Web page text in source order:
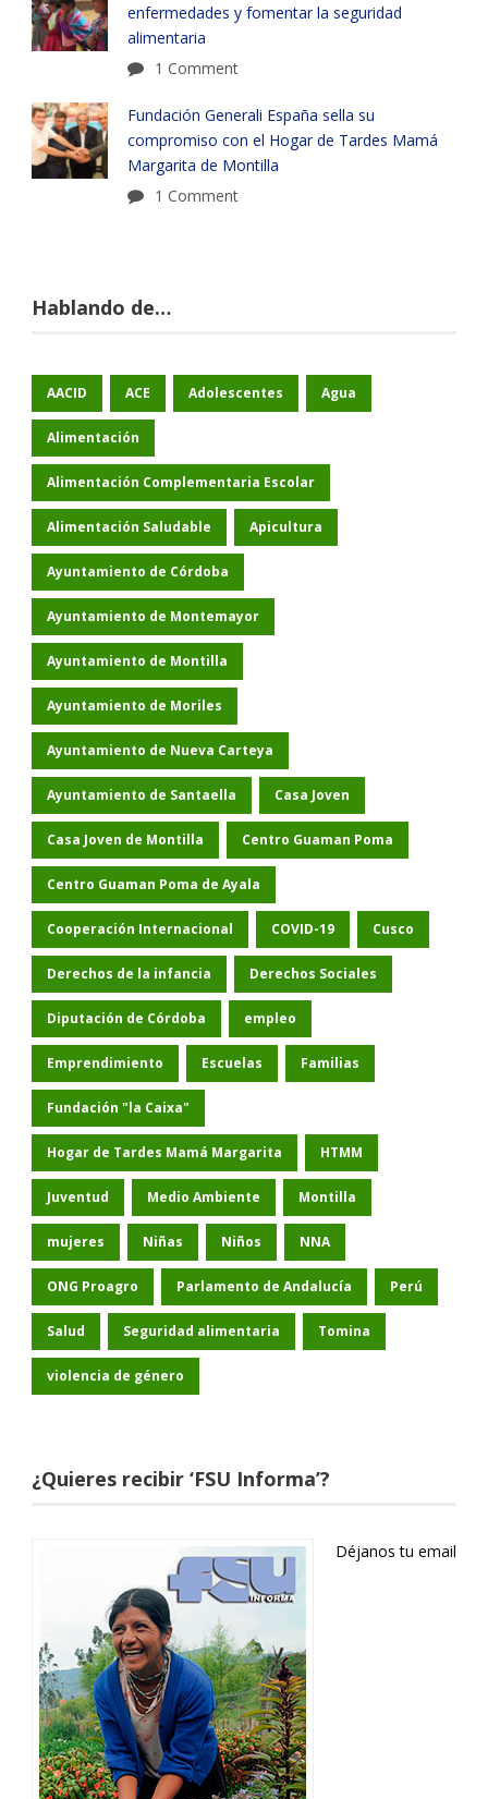
enfermedades y fomentar la seguridad
alimentaria
1 Comment
Fundación Generali España sella su
compromiso con el Hogar de Tardes Mamá
Margarita de Montilla
1 Comment
Hablando de…
AACID ACE Adolescentes Agua
Alimentación
Alimentación Complementaria Escolar
Alimentación Saludable Apicultura
Ayuntamiento de Córdoba
Ayuntamiento de Montemayor
Ayuntamiento de Montilla
Ayuntamiento de Moriles
Ayuntamiento de Nueva Carteya
Ayuntamiento de Santaella Casa Joven
Casa Joven de Montilla Centro Guaman Poma
Centro Guaman Poma de Ayala
Cooperación Internacional COVID-19 Cusco
Derechos de la infancia Derechos Sociales
Diputación de Córdoba empleo
Emprendimiento Escuelas Familias
Fundación "la Caixa"
Hogar de Tardes Mamá Margarita HTMM
Juventud Medio Ambiente Montilla
mujeres Niñas Niños NNA
ONG Proagro Parlamento de Andalucía Perú
Salud Seguridad alimentaria Tomina
violencia de género
¿Quieres recibir ‘FSU Informa’?
Déjanos tu email